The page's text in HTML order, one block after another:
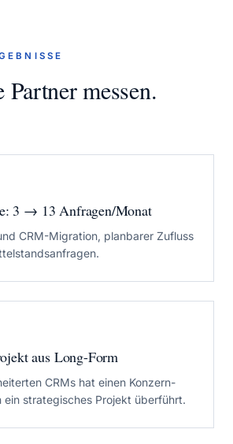
Partner messen.
3 → 13 Anfragen/Monat
CRM-Migration, planbarer Zufluss
aus Long-Form
CRMs hat einen Konzern-
ein strategisches Projekt überführt.